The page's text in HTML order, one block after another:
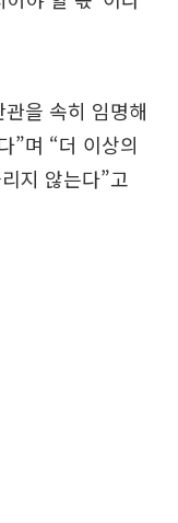
을 속히 임명해
”며 “더 이상의
지 않는다”고